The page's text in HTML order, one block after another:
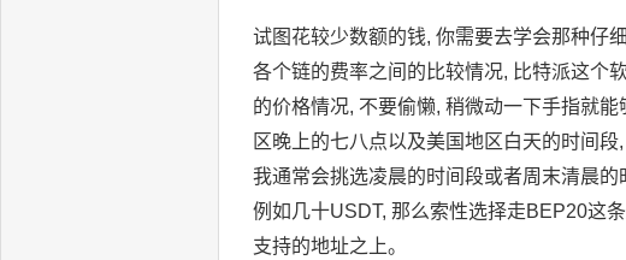
试图花较少数额的钱, 你需要去学会那种仔
各个链的费率之间的比较情况, 比特派这个
的价格情况, 不要偷懒, 稍微动一下手指就能
区晚上的七八点以及美国地区白天的时间
我通常会挑选凌晨的时间段或者周末清晨
例如几十USDT, 那么索性选择走BEP20这
支持的地址之上。